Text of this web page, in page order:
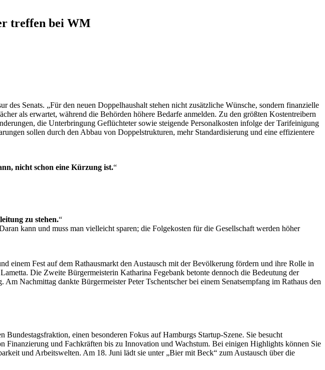
treffen bei WM
Senats. „Für den neuen Doppelhaushalt stehen nicht zusätzliche Wünsche, sondern finanzielle
als erwartet, während die Behörden höhere Bedarfe anmelden. Zu den größten Kostentreibern
die Unterbringung Geflüchteter sowie steigende Personalkosten infolge der Tarifeinigung
sollen durch den Abbau von Doppelstrukturen, mehr Standardisierung und eine effizientere
nicht schon eine Kürzung ist.“
zu stehen.“
kann und muss man vielleicht sparen; die Folgekosten für die Gesellschaft werden höher
einem Fest auf dem Rathausmarkt den Austausch mit der Bevölkerung fördern und ihre Rolle in
Die Zweite Bürgermeisterin Katharina Fegebank betonte dennoch die Bedeutung der
Nachmittag dankte Bürgermeister Peter Tschentscher bei einem Senatsempfang im Rathaus den
einen besonderen Fokus auf Hamburgs Startup-Szene. Sie besucht
und Fachkräften bis zu Innovation und Wachstum. Bei einigen Highlights können Sie
und Arbeitswelten. Am 18. Juni lädt sie unter „Bier mit Beck“ zum Austausch über die